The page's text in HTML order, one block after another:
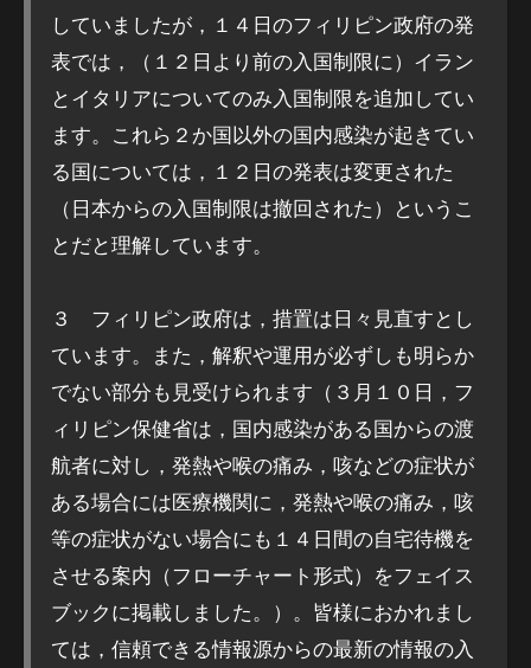
していましたが，１４日のフィリピン政府の発
表では，（１２日より前の入国制限に）イラン
とイタリアについてのみ入国制限を追加してい
ます。これら２か国以外の国内感染が起きてい
る国については，１２日の発表は変更された
（日本からの入国制限は撤回された）というこ
とだと理解しています。
３ フィリピン政府は，措置は日々見直すとし
ています。また，解釈や運用が必ずしも明らか
でない部分も見受けられます（３月１０日，フ
ィリピン保健省は，国内感染がある国からの渡
航者に対し，発熱や喉の痛み，咳などの症状が
ある場合には医療機関に，発熱や喉の痛み，咳
等の症状がない場合にも１４日間の自宅待機を
させる案内（フローチャート形式）をフェイス
ブックに掲載しました。）。皆様におかれまし
ては，信頼できる情報源からの最新の情報の入